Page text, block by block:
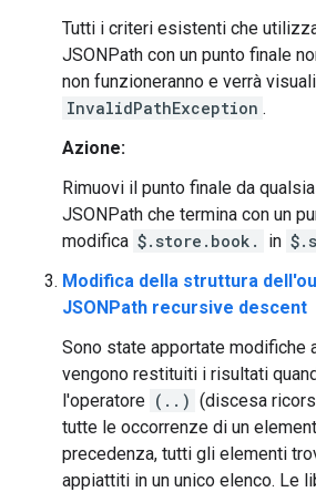
Tutti i criteri esistenti che
JSONPath con un punto finale
non funzioneranno e verrà
InvalidPathException .
Azione:
Rimuovi il punto finale da
JSONPath che termina con un
modifica $.store.book. in
Modifica della struttura
JSONPath recursive descent
Sono state apportate modifiche
vengono restituiti i risultati
l'operatore (..) (discesa
tutte le occorrenze di un
precedenza, tutti gli elementi
appiattiti in un unico elenco. Le